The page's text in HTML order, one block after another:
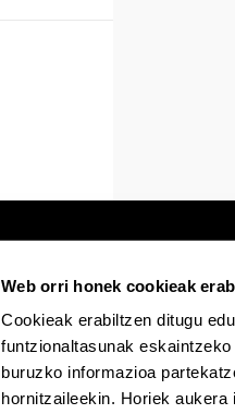
Web orri honek cookieak
Cookieak erabiltzen ditugu
funtzionaltasunak
buruzko informazioa
hornitzaileekin. Horiek